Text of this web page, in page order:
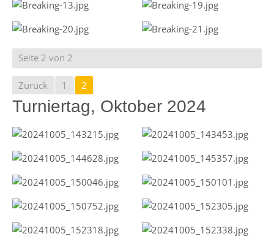
Seite 2 von 2
Zurück 1 2
Turniertag, Oktober 2024